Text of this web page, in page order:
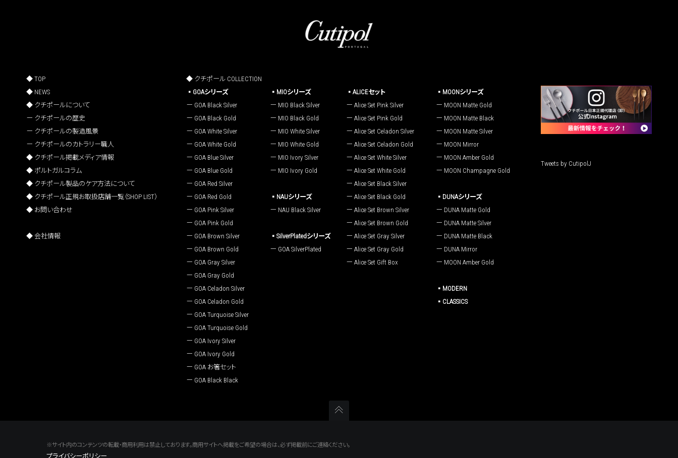
TOP
NEWS
クチポールについて
クチポールの歴史
クチポールの製造風景
クチポールのカトラリー職人
クチポール掲載メディア情報
ポルトガルコラム
クチポール製品のケア方法について
クチポール正規お取扱店舗一覧（SHOP LIST）
お問い合わせ
会社情報
クチポール COLLECTION
GOAシリーズ
GOA Black Silver
GOA Black Gold
GOA White Silver
GOA White Gold
GOA Blue Silver
GOA Blue Gold
GOA Red Silver
GOA Red Gold
GOA Pink Silver
GOA Pink Gold
GOA Brown Silver
GOA Brown Gold
GOA Gray Silver
GOA Gray Gold
GOA Celadon Silver
GOA Celadon Gold
GOA Turquoise Silver
GOA Turquoise Gold
GOA Ivory Silver
GOA Ivory Gold
GOA お箸セット
GOA Black Black
MIOシリーズ
MIO Black Silver
MIO Black Gold
MIO White Silver
MIO White Gold
MIO Ivory Silver
MIO Ivory Gold
NAUシリーズ
NAU Black Silver
SilverPlatedシリーズ
GOA SilverPlated
ALICEセット
Alice Set Pink Silver
Alice Set Pink Gold
Alice Set Celadon Silver
Alice Set Celadon Gold
Alice Set White Silver
Alice Set White Gold
Alice Set Black Silver
Alice Set Black Gold
Alice Set Brown Silver
Alice Set Brown Gold
Alice Set Gray Silver
Alice Set Gray Gold
Alice Set Gift Box
MOONシリーズ
MOON Matte Gold
MOON Matte Black
MOON Matte Silver
MOON Mirror
MOON Amber Gold
MOON Champagne Gold
DUNAシリーズ
DUNA Matte Gold
DUNA Matte Silver
DUNA Matte Black
DUNA Mirror
MOON Amber Gold
MODERN
CLASSICS
Tweets by CutipolJ
※サイト内のコンテンツの転載・商用利用は禁止しております。商用サイトへ掲載をご希望の場合は、必ず掲載前にご連絡ください。
プライバシーポリシー